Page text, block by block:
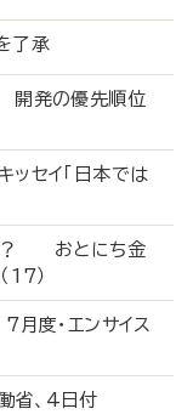
を了承
開発の優先順位
セイ「日本では
は？ おとにち金
17）
度・エンサイス
省、4日付